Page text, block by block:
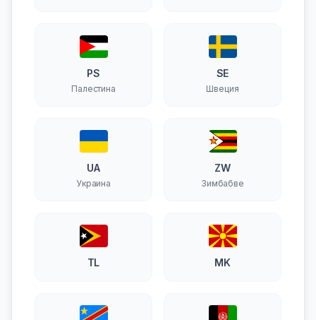
PS
Палестина
SE
Швеция
UA
Украина
ZW
Зимбабве
TL MK